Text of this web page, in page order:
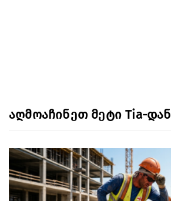
აღმოაჩინეთ მეტი Tia-დან